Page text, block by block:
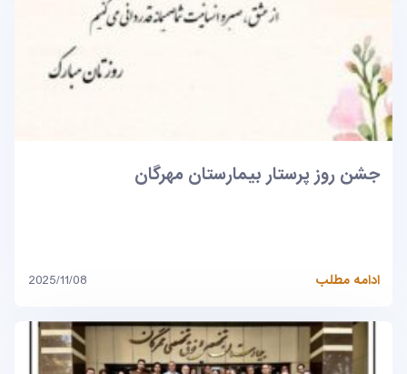
جشن روز پرستار بیمارستان مهرگان
ادامه مطلب 2025/11/08